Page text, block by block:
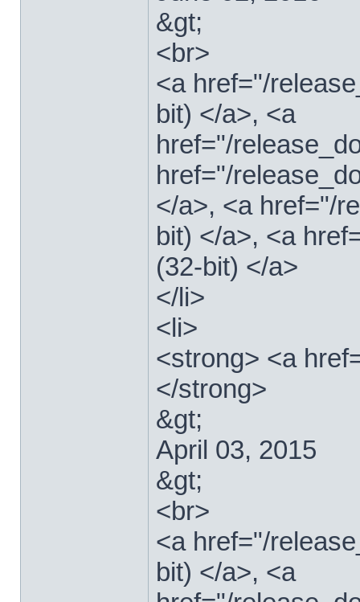
&gt;
<br>
<a href="/
bit) </a>, <a
href="/
href="/
</a>, <a href="/
bit) </a>, <a
(32-bit) </a>
</li>
<li>
<strong> <a
</strong>
&gt;
April 03, 2015
&gt;
<br>
<a href="/
bit) </a>, <a